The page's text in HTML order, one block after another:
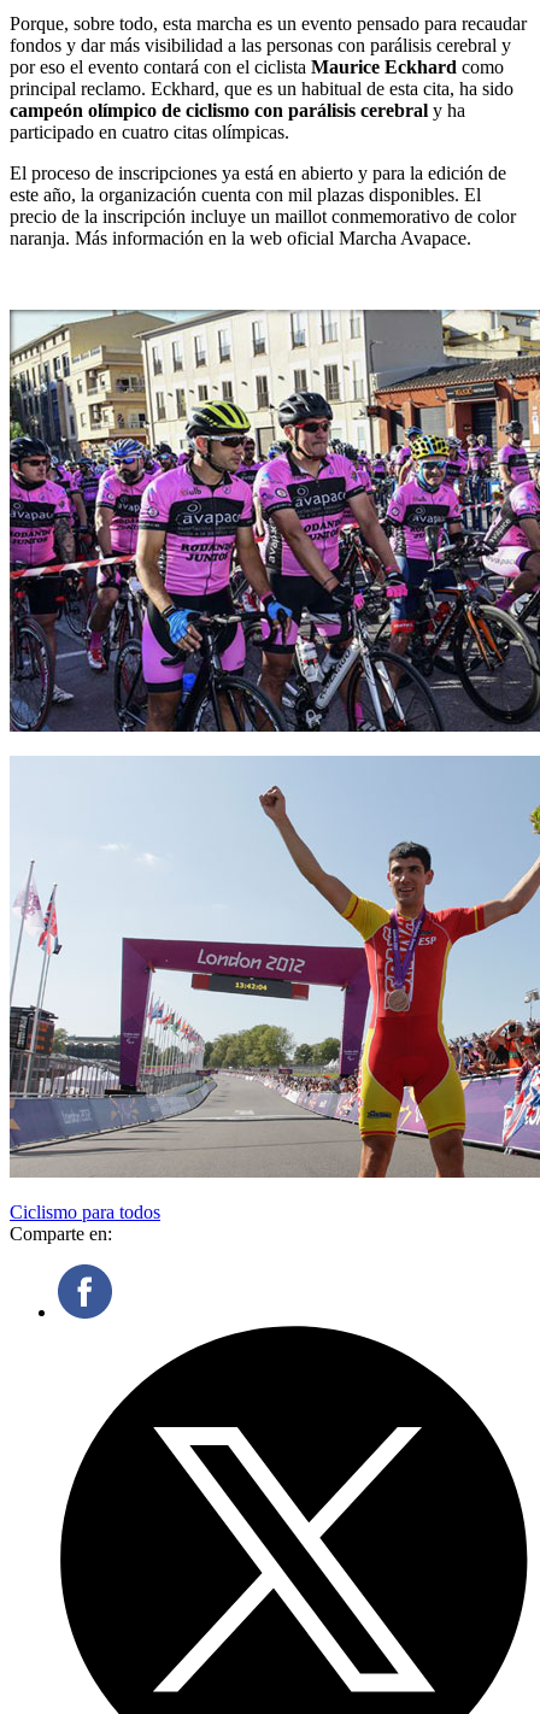
Porque, sobre todo, esta marcha es un evento pensado para recaudar
fondos y dar más visibilidad a las personas con parálisis cerebral y
por eso el evento contará con el ciclista Maurice Eckhard como
principal reclamo. Eckhard, que es un habitual de esta cita, ha sido
campeón olímpico de ciclismo con parálisis cerebral y ha
participado en cuatro citas olímpicas.
El proceso de inscripciones ya está en abierto y para la edición de
este año, la organización cuenta con mil plazas disponibles. El
precio de la inscripción incluye un maillot conmemorativo de color
naranja. Más información en la web oficial Marcha Avapace.
Ciclismo para todos
Comparte en: